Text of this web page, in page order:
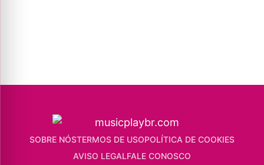
SOBRE NÓSTERMOS DE USOPOLÍTICA DE COOKIES
AVISO LEGALFALE CONOSCO